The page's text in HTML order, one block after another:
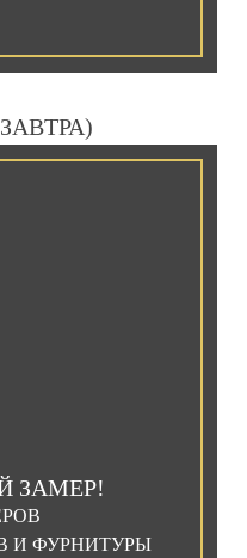
ЗАМЕР!
И ФУРНИТУРЫ